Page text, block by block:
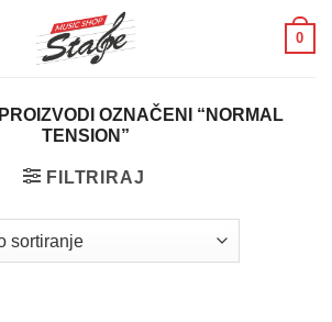
0
PROIZVODI OZNAČENI “NORMAL
TENSION”
FILTRIRAJ